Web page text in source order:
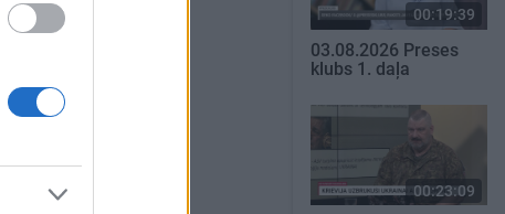
00:19:39
03.08.2026 Preses
klubs 1. daļa
00:23:09